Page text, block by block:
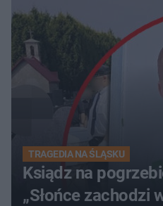
TRAGEDIA NA ŚLĄSKU
Ksiądz na
„Słońce zachodzi